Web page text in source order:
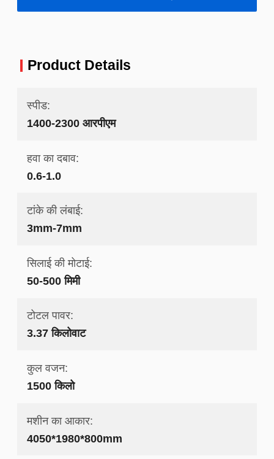
Product Details
स्पीड:
1400-2300 आरपीएम
हवा का दबाव:
0.6-1.0
टांके की लंबाई:
3mm-7mm
सिलाई की मोटाई:
50-500 मिमी
टोटल पावर:
3.37 किलोवाट
कुल वजन:
1500 किलो
मशीन का आकार:
4050*1980*800mm